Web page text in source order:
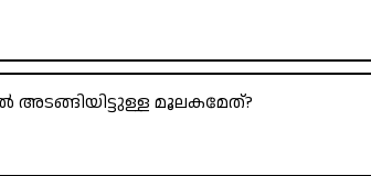
അടങ്ങിയിട്ടുള്ള മൂലകമേത്?